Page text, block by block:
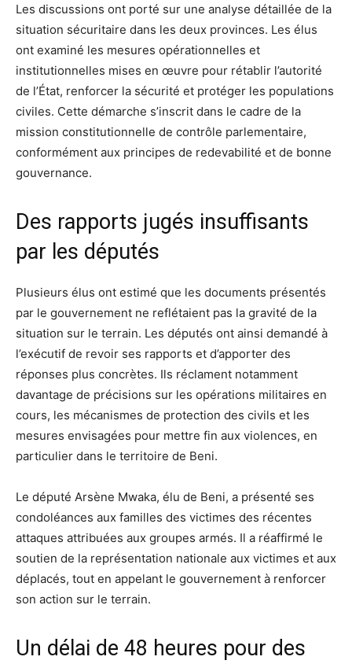
Les discussions ont porté sur une analyse détaillée de la
situation sécuritaire dans les deux provinces. Les élus
ont examiné les mesures opérationnelles et
institutionnelles mises en œuvre pour rétablir l’autorité
de l’État, renforcer la sécurité et protéger les populations
civiles. Cette démarche s’inscrit dans le cadre de la
mission constitutionnelle de contrôle parlementaire,
conformément aux principes de redevabilité et de bonne
gouvernance.
Des rapports jugés insuffisants
par les députés
Plusieurs élus ont estimé que les documents présentés
par le gouvernement ne reflétaient pas la gravité de la
situation sur le terrain. Les députés ont ainsi demandé à
l’exécutif de revoir ses rapports et d’apporter des
réponses plus concrètes. Ils réclament notamment
davantage de précisions sur les opérations militaires en
cours, les mécanismes de protection des civils et les
mesures envisagées pour mettre fin aux violences, en
particulier dans le territoire de Beni.
Le député Arsène Mwaka, élu de Beni, a présenté ses
condoléances aux familles des victimes des récentes
attaques attribuées aux groupes armés. Il a réaffirmé le
soutien de la représentation nationale aux victimes et aux
déplacés, tout en appelant le gouvernement à renforcer
son action sur le terrain.
Un délai de 48 heures pour des